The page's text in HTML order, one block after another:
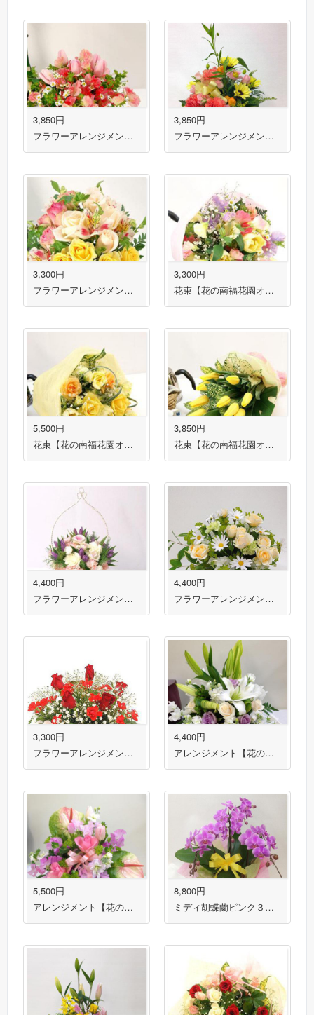
3,850円
フラワーアレンジメント【花の南福花園オリジナル】
3,850円
フラワーアレンジメント【花の南福花園オリジナル】
3,300円
フラワーアレンジメント【花の南福花園オリジナル】
3,300円
花束【花の南福花園オリジナル】
5,500円
花束【花の南福花園オリジナル】
3,850円
花束【花の南福花園オリジナル】
4,400円
フラワーアレンジメント【花の南福花園オリジナル】
4,400円
フラワーアレンジメント【花の南福花園オリジナル】
3,300円
フラワーアレンジメント【花の南福花園オリジナル】
4,400円
アレンジメント【花の南福花園オリジナル】
5,500円
アレンジメント【花の南福花園オリジナル】
8,800円
ミディ胡蝶蘭ピンク３本立ち 送料無料！即日出荷対応！